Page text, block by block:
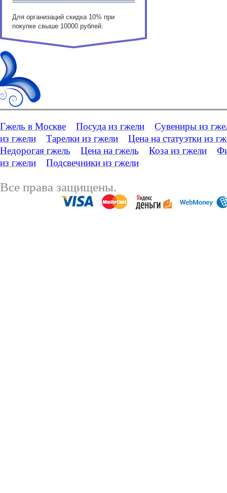
Для организаций скидка 10% при
покупке свыше 10000 рублей.
Гжель в Москве Посуда из гжели
Сувениры из
из гжели
Тарелки из гжели
Цена на статуэтки из
Недорогая гжель
Цена на гжель Коза из гжели
из гжели
Подсвечники из гжели
Все права защищены.